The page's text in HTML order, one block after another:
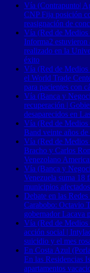
Vía (Contrapunto|
CNP Fija posición
reasignación de
Vía (Red de Medios
Informa2
realizado en la
éxito
Vía (Red de Medios
el World Trade
para pacientes con
Vía (Banca y
recuperación |
desaparecidos en
Vía (Red de
Band veinte años
Vía (Red de
Bracho y Carlos
Venezolano
Vía (Banca y
Venezuela suma 18
municipios
Debate en las
Carabobo: Octavio
gobernador Lacava
Vía (Red de Medios
acción social |
suicidio y el mes
En Costa Azul
En las Residencias
apartamentos